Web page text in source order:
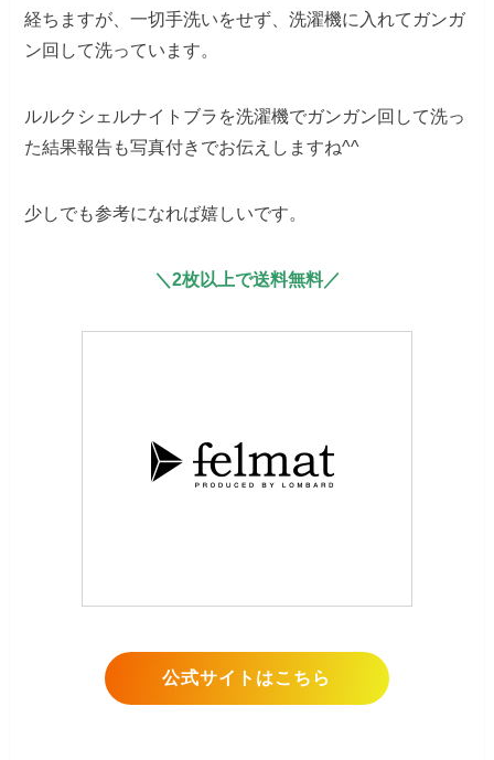
経ちますが、一切手洗いをせず、洗濯機に入れてガンガ
ン回して洗っています。
ルルクシェルナイトブラを洗濯機でガンガン回して洗っ
た結果報告も写真付きでお伝えしますね^^
少しでも参考になれば嬉しいです。
＼2枚以上で送料無料／
公式サイトはこちら